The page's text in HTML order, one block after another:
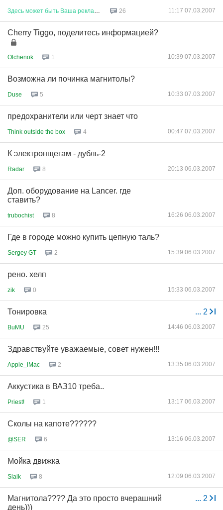
Здесь может быть Ваша реклама 26 11:17 07.03.2007
Cherry Tiggo, поделитесь информацией?
Olchenok 1 10:39 07.03.2007
Возможна ли починка магнитолы?
Duse 5 10:33 07.03.2007
предохранители или черт знает что
Think outside the box 4 00:47 07.03.2007
К электронщегам - дубль-2
Radar 8 20:13 06.03.2007
Доп. оборудование на Lancer. где
ставить?
trubochist 8 16:26 06.03.2007
Где в городе можно купить цепную таль?
Sergey GT 2 15:39 06.03.2007
рено. хелп
zik 0 15:33 06.03.2007
... 2
Тонировка
BuMU 25 14:46 06.03.2007
Здравствуйте уважаемые, совет нужен!!!
Apple_iMac 2 13:35 06.03.2007
Аккустика в ВАЗ10 треба..
Priest! 1 13:17 06.03.2007
Сколы на капоте??????
@SER 6 13:16 06.03.2007
Мойка движка
Slaik 8 12:09 06.03.2007
... 2
Магнитола???? Да это просто вчерашний
день)))